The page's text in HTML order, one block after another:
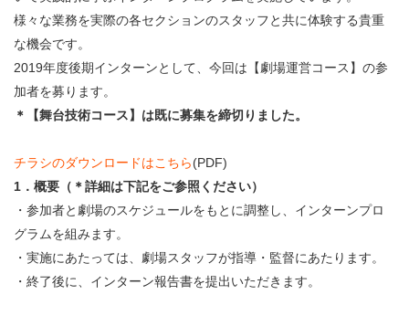
・ フロアマップ
・ レストラン/カフェ
・ 交通案内
・ ミッション
・ 施設概要
・ レストラン/カフェ
SNS
様々な業務を実際の各セクションのスタッフと共に体験する貴重
な機会です。
2019年度後期インターンとして、今回は【劇場運営コース】の参
加者を募ります。
＊【舞台技術コース】は既に募集を締切りました。
チラシのダウンロードはこちら(PDF)
1．概要（＊詳細は下記をご参照ください）
・参加者と劇場のスケジュールをもとに調整し、インターンプロ
グラムを組みます。
・実施にあたっては、劇場スタッフが指導・監督にあたります。
・終了後に、インターン報告書を提出いただきます。